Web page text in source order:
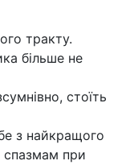
тракту.
більше не
стоїть
з найкращого
спазмам при